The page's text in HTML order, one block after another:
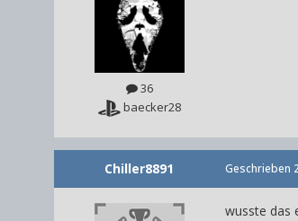
36
baecker28
Chiller8891 Geschrieben
wusste das